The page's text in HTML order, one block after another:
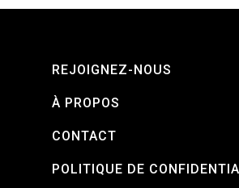
REJOIGNEZ-NOUS
À PROPOS
CONTACT
POLITIQUE DE